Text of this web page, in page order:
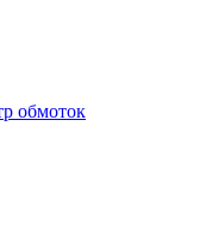
обмоток